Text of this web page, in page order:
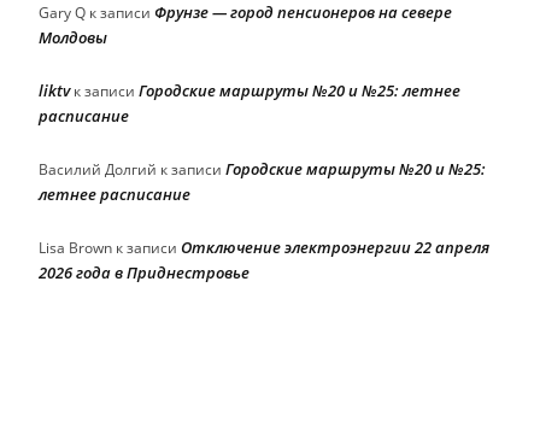
Gary Q к записи Фрунзе — город пенсионеров на севере
Молдовы
liktvк записи Городские маршруты №20 и №25: летнее
расписание
Василий Долгий к записи Городские маршруты №20 и №25:
летнее расписание
Lisa Brown к записи Отключение электроэнергии 22 апреля
2026 года в Приднестровье